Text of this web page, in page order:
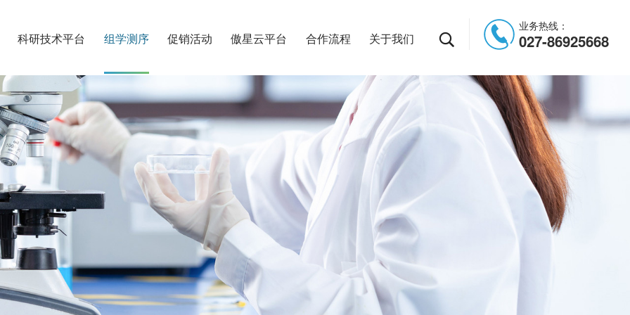
业务热线：
027-86925668
科研技术平台 组学测序 促销活动 傲星云平台 合作流程 关于我们